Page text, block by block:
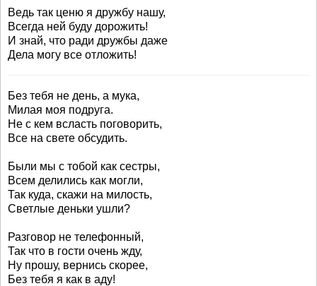
Ведь так ценю я дружбу нашу,
Всегда ней буду дорожить!
И знай, что ради дружбы даже
Дела могу все отложить!
Без тебя не день, а мука,
Милая моя подруга.
Не с кем всласть поговорить,
Все на свете обсудить.
Были мы с тобой как сестры,
Всем делились как могли,
Так куда, скажи на милость,
Светлые деньки ушли?
Разговор не телефонный,
Так что в гости очень жду,
Ну прошу, вернись скорее,
Без тебя я как в аду!